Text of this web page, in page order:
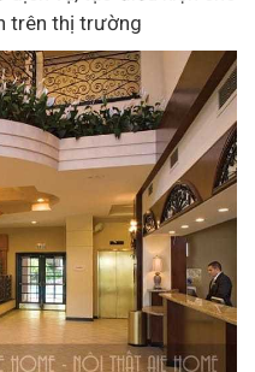
trên thị trường